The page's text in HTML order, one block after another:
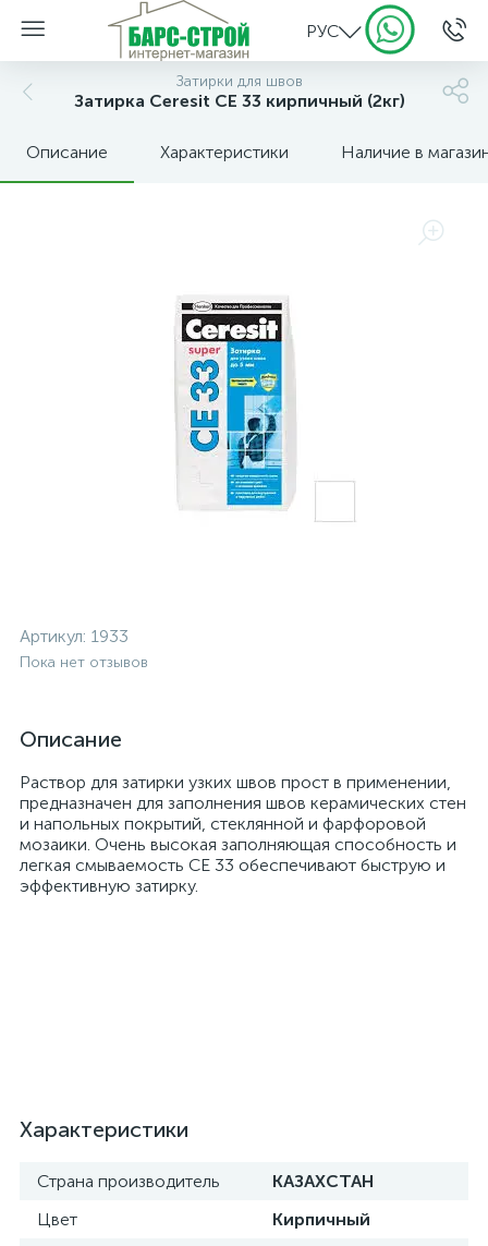
РУС
Затирки для швов
Затирка Ceresit CE 33 кирпичный (2кг)
Описание Характеристики Наличие в
Артикул: 1933
Пока нет отзывов
Описание
Раствор для затирки узких швов прост в применении,
предназначен для заполнения швов керамических стен
и напольных покрытий, стеклянной и фарфоровой
мозаики. Очень высокая заполняющая способность и
легкая смываемость CE 33 обеспечивают быструю и
эффективную затирку.
Характеристики
Страна производитель
КАЗАХСТАН
Цвет
Кирпичный